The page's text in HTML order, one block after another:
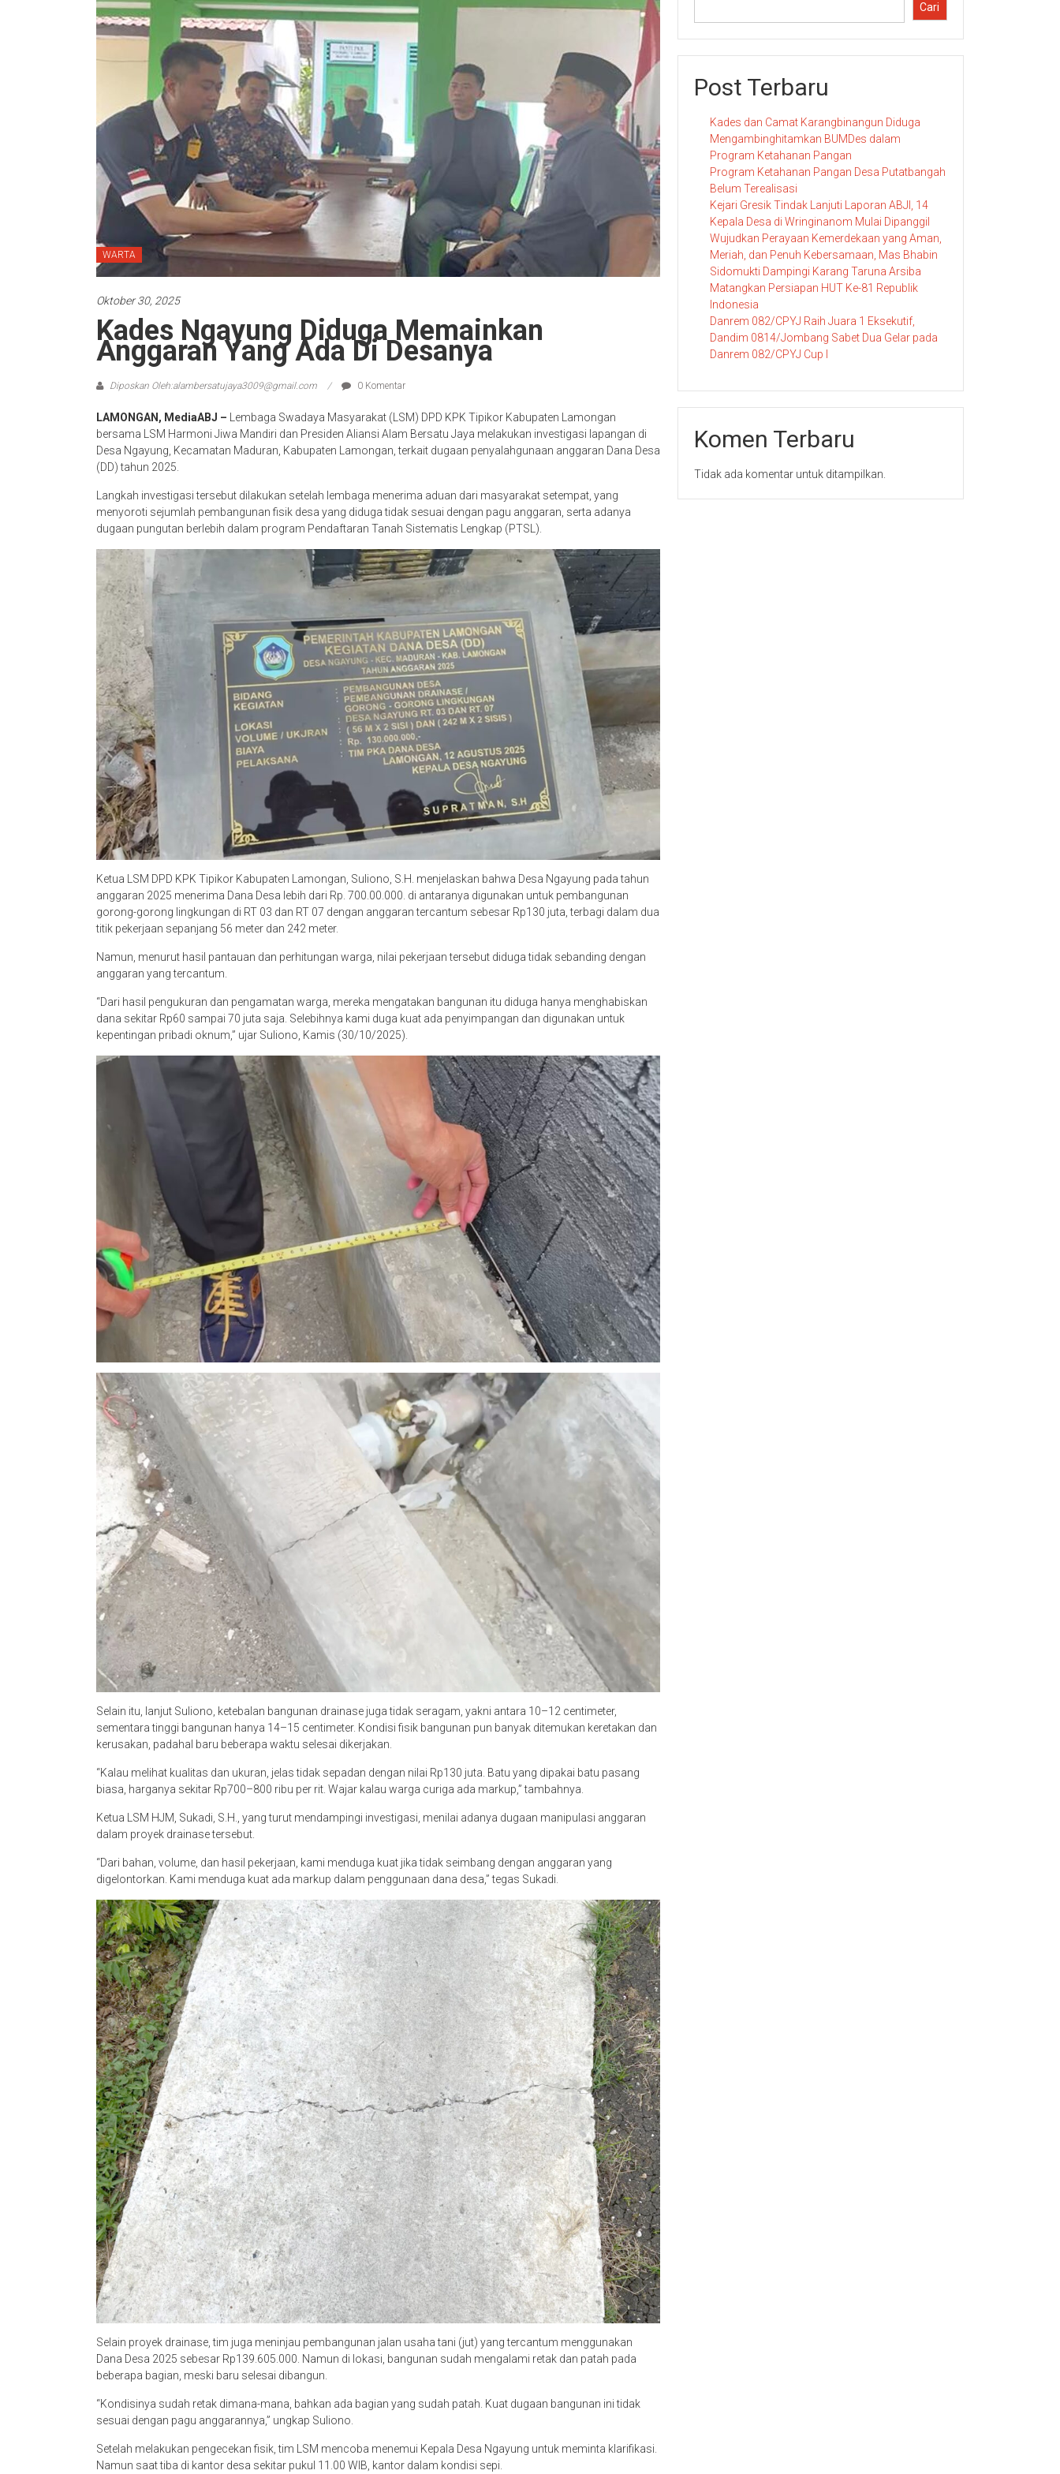
WARTA
Oktober 30, 2025
Kades Ngayung Diduga Memainkan
Anggaran Yang Ada Di Desanya
Diposkan Oleh:alambersatujaya3009@gmail.com 0 Komentar
LAMONGAN, MediaABJ – Lembaga Swadaya Masyarakat (LSM) DPD KPK Tipikor Kabupaten Lamongan
bersama LSM Harmoni Jiwa Mandiri dan Presiden Aliansi Alam Bersatu Jaya melakukan investigasi lapangan di
Desa Ngayung, Kecamatan Maduran, Kabupaten Lamongan, terkait dugaan penyalahgunaan anggaran Dana Desa
(DD) tahun 2025.
Langkah investigasi tersebut dilakukan setelah lembaga menerima aduan dari masyarakat setempat, yang
menyoroti sejumlah pembangunan fisik desa yang diduga tidak sesuai dengan pagu anggaran, serta adanya
dugaan pungutan berlebih dalam program Pendaftaran Tanah Sistematis Lengkap (PTSL).
Ketua LSM DPD KPK Tipikor Kabupaten Lamongan, Suliono, S.H. menjelaskan bahwa Desa Ngayung pada tahun
anggaran 2025 menerima Dana Desa lebih dari Rp. 700.00.000. di antaranya digunakan untuk pembangunan
gorong-gorong lingkungan di RT 03 dan RT 07 dengan anggaran tercantum sebesar Rp130 juta, terbagi dalam dua
titik pekerjaan sepanjang 56 meter dan 242 meter.
Namun, menurut hasil pantauan dan perhitungan warga, nilai pekerjaan tersebut diduga tidak sebanding dengan
anggaran yang tercantum.
“Dari hasil pengukuran dan pengamatan warga, mereka mengatakan bangunan itu diduga hanya menghabiskan
dana sekitar Rp60 sampai 70 juta saja. Selebihnya kami duga kuat ada penyimpangan dan digunakan untuk
kepentingan pribadi oknum,” ujar Suliono, Kamis (30/10/2025).
Selain itu, lanjut Suliono, ketebalan bangunan drainase juga tidak seragam, yakni antara 10–12 centimeter,
sementara tinggi bangunan hanya 14–15 centimeter. Kondisi fisik bangunan pun banyak ditemukan keretakan dan
kerusakan, padahal baru beberapa waktu selesai dikerjakan.
“Kalau melihat kualitas dan ukuran, jelas tidak sepadan dengan nilai Rp130 juta. Batu yang dipakai batu pasang
biasa, harganya sekitar Rp700–800 ribu per rit. Wajar kalau warga curiga ada markup,” tambahnya.
Ketua LSM HJM, Sukadi, S.H., yang turut mendampingi investigasi, menilai adanya dugaan manipulasi anggaran
dalam proyek drainase tersebut.
“Dari bahan, volume, dan hasil pekerjaan, kami menduga kuat jika tidak seimbang dengan anggaran yang
digelontorkan. Kami menduga kuat ada markup dalam penggunaan dana desa,” tegas Sukadi.
Selain proyek drainase, tim juga meninjau pembangunan jalan usaha tani (jut) yang tercantum menggunakan
Dana Desa 2025 sebesar Rp139.605.000. Namun di lokasi, bangunan sudah mengalami retak dan patah pada
beberapa bagian, meski baru selesai dibangun.
“Kondisinya sudah retak dimana-mana, bahkan ada bagian yang sudah patah. Kuat dugaan bangunan ini tidak
sesuai dengan pagu anggarannya,” ungkap Suliono.
Setelah melakukan pengecekan fisik, tim LSM mencoba menemui Kepala Desa Ngayung untuk meminta klarifikasi.
Namun saat tiba di kantor desa sekitar pukul 11.00 WIB, kantor dalam kondisi sepi.
Cari
Post Terbaru
Kades dan Camat Karangbinangun Diduga
Mengambinghitamkan BUMDes dalam
Program Ketahanan Pangan
Program Ketahanan Pangan Desa Putatbangah
Belum Terealisasi
Kejari Gresik Tindak Lanjuti Laporan ABJI, 14
Kepala Desa di Wringinanom Mulai Dipanggil
Wujudkan Perayaan Kemerdekaan yang Aman,
Meriah, dan Penuh Kebersamaan, Mas Bhabin
Sidomukti Dampingi Karang Taruna Arsiba
Matangkan Persiapan HUT Ke-81 Republik
Indonesia
Danrem 082/CPYJ Raih Juara 1 Eksekutif,
Dandim 0814/Jombang Sabet Dua Gelar pada
Danrem 082/CPYJ Cup I
Komen Terbaru
Tidak ada komentar untuk ditampilkan.